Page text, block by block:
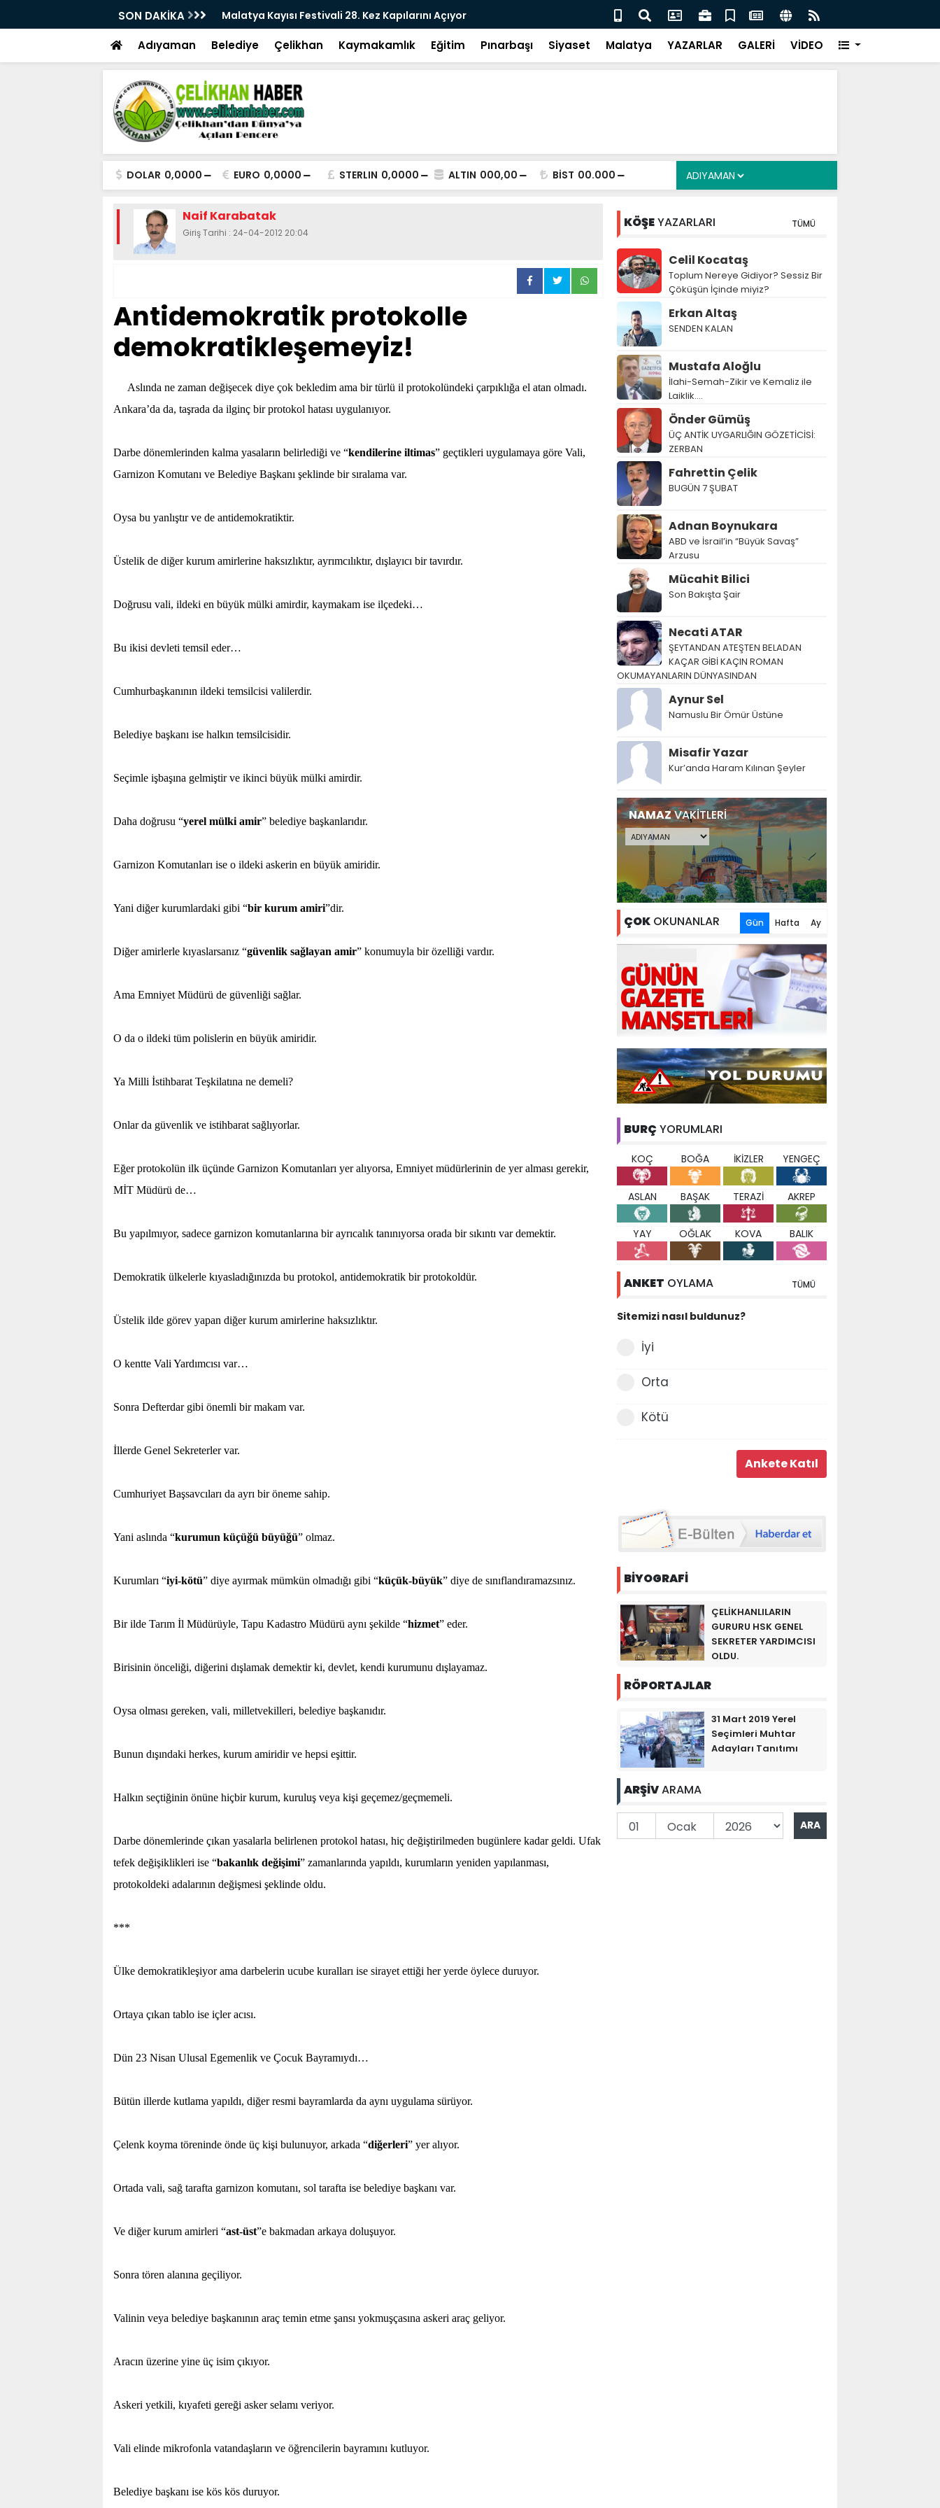
SON DAKİKA
Kez Kapılarını Açıyor Vesayetten Siyasete: DEM Parti’nin Tarihi Sınavı Milletvekili Alkayış, Cibuti’de diplomatik temaslarda bulundu
Adıyaman Belediye Çelikhan Kaymakamlık Eğitim Pınarbaşı Siyaset Malatya YAZARLAR GALERİ VİDEO
DOLAR 0,0000 EURO 0,0000 STERLIN 0,0000 ALTIN 000,00 BİST 00.000
Naif Karabatak
Giriş Tarihi : 24-04-2012 20:04
Antidemokratik protokolle
demokratikleşemeyiz!
Aslında ne zaman değişecek diye çok bekledim ama bir türlü il protokolündeki çarpıklığa el atan olmadı.
Ankara’da da, taşrada da ilginç bir protokol hatası uygulanıyor.
Darbe dönemlerinden kalma yasaların belirlediği ve “kendilerine iltimas” geçtikleri uygulamaya göre Vali,
Garnizon Komutanı ve Belediye Başkanı şeklinde bir sıralama var.
Oysa bu yanlıştır ve de antidemokratiktir.
Üstelik de diğer kurum amirlerine haksızlıktır, ayrımcılıktır, dışlayıcı bir tavırdır.
Doğrusu vali, ildeki en büyük mülki amirdir, kaymakam ise ilçedeki…
Bu ikisi devleti temsil eder…
Cumhurbaşkanının ildeki temsilcisi valilerdir.
Belediye başkanı ise halkın temsilcisidir.
Seçimle işbaşına gelmiştir ve ikinci büyük mülki amirdir.
Daha doğrusu “yerel mülki amir” belediye başkanlarıdır.
Garnizon Komutanları ise o ildeki askerin en büyük amiridir.
Yani diğer kurumlardaki gibi “bir kurum amiri”dir.
Diğer amirlerle kıyaslarsanız “güvenlik sağlayan amir” konumuyla bir özelliği vardır.
Ama Emniyet Müdürü de güvenliği sağlar.
O da o ildeki tüm polislerin en büyük amiridir.
Ya Milli İstihbarat Teşkilatına ne demeli?
Onlar da güvenlik ve istihbarat sağlıyorlar.
Eğer protokolün ilk üçünde Garnizon Komutanları yer alıyorsa, Emniyet müdürlerinin de yer alması gerekir,
MİT Müdürü de…
Bu yapılmıyor, sadece garnizon komutanlarına bir ayrıcalık tanınıyorsa orada bir sıkıntı var demektir.
Demokratik ülkelerle kıyasladığınızda bu protokol, antidemokratik bir protokoldür.
Üstelik ilde görev yapan diğer kurum amirlerine haksızlıktır.
O kentte Vali Yardımcısı var…
Sonra Defterdar gibi önemli bir makam var.
İllerde Genel Sekreterler var.
Cumhuriyet Başsavcıları da ayrı bir öneme sahip.
Yani aslında “kurumun küçüğü büyüğü” olmaz.
Kurumları “iyi-kötü” diye ayırmak mümkün olmadığı gibi “küçük-büyük” diye de sınıflandıramazsınız.
Bir ilde Tarım İl Müdürüyle, Tapu Kadastro Müdürü aynı şekilde “hizmet” eder.
Birisinin önceliği, diğerini dışlamak demektir ki, devlet, kendi kurumunu dışlayamaz.
Oysa olması gereken, vali, milletvekilleri, belediye başkanıdır.
Bunun dışındaki herkes, kurum amiridir ve hepsi eşittir.
Halkın seçtiğinin önüne hiçbir kurum, kuruluş veya kişi geçemez/geçmemeli.
Darbe dönemlerinde çıkan yasalarla belirlenen protokol hatası, hiç değiştirilmeden bugünlere kadar geldi. Ufak
tefek değişiklikleri ise “bakanlık değişimi” zamanlarında yapıldı, kurumların yeniden yapılanması,
protokoldeki adalarının değişmesi şeklinde oldu.
***
Ülke demokratikleşiyor ama darbelerin ucube kuralları ise sirayet ettiği her yerde öylece duruyor.
Ortaya çıkan tablo ise içler acısı.
Dün 23 Nisan Ulusal Egemenlik ve Çocuk Bayramıydı…
Bütün illerde kutlama yapıldı, diğer resmi bayramlarda da aynı uygulama sürüyor.
Çelenk koyma töreninde önde üç kişi bulunuyor, arkada “diğerleri” yer alıyor.
Ortada vali, sağ tarafta garnizon komutanı, sol tarafta ise belediye başkanı var.
Ve diğer kurum amirleri “ast-üst”e bakmadan arkaya doluşuyor.
Sonra tören alanına geçiliyor.
Valinin veya belediye başkanının araç temin etme şansı yokmuşçasına askeri araç geliyor.
Aracın üzerine yine üç isim çıkıyor.
Askeri yetkili, kıyafeti gereği asker selamı veriyor.
Vali elinde mikrofonla vatandaşların ve öğrencilerin bayramını kutluyor.
Belediye başkanı ise kös kös duruyor.
KÖŞEYAZARLARI TÜMÜ
Celil Kocataş
Toplum Nereye Gidiyor? Sessiz Bir
Çöküşün İçinde miyiz?
Erkan Altaş
SENDEN KALAN
Mustafa Aloğlu
İlahi-Semah-Zikir ve Kemaliz ile
Laiklik….
Önder Gümüş
ÜÇ ANTİK UYGARLIĞIN GÖZETİCİSİ:
ZERBAN
Fahrettin Çelik
BUGÜN 7 ŞUBAT
Adnan Boynukara
ABD ve İsrail’in “Büyük Savaş”
Arzusu
Mücahit Bilici
Son Bakışta Şair
Necati ATAR
ŞEYTANDAN ATEŞTEN BELADAN
KAÇAR GİBİ KAÇIN ROMAN
OKUMAYANLARIN DÜNYASINDAN
Aynur Sel
Namuslu Bir Ömür Üstüne
Misafir Yazar
Kur’anda Haram Kılınan Şeyler
NAMAZVAKİTLERİ
ÇOK OKUNANLAR Gün Hafta Ay
BURÇ YORUMLARI
KOÇ BOĞA İKİZLER YENGEÇ
ASLAN BAŞAK TERAZİ AKREP
YAY OĞLAK KOVA BALIK
ANKET OYLAMA TÜMÜ
Sitemizi nasıl buldunuz?
İyi
Orta
Kötü
BİYOGRAFİ
ÇELİKHANLILARIN
GURURU HSK GENEL
SEKRETER YARDIMCISI
OLDU.
RÖPORTAJLAR
31 Mart 2019 Yerel
Seçimleri Muhtar
Adayları Tanıtımı
ARŞİVARAMA